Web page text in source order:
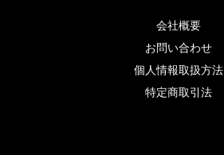
会社概要
お問い合わせ
個人情報取扱方法
特定商取引法